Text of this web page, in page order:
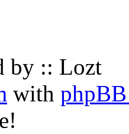
by :: Lozt
with